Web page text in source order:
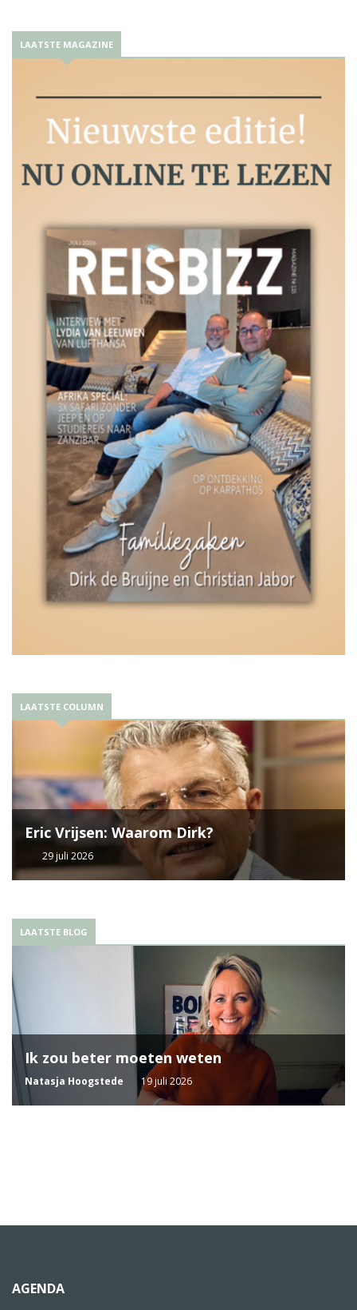
LAATSTE MAGAZINE
LAATSTE COLUMN
Eric Vrijsen: Waarom Dirk?
29 juli 2026
LAATSTE BLOG
Ik zou beter moeten weten
Natasja Hoogstede 19 juli 2026
AGENDA